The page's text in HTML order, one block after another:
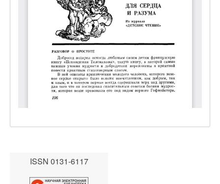
ISSN 0131-6117